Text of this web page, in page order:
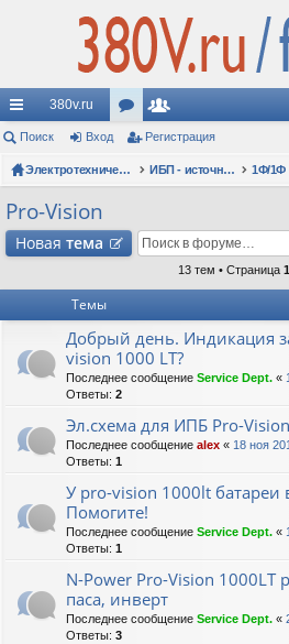
с
ы
лк
380v.ru
ор
ум
ол
ьз
ат
Поиск Вход Регистрация
Электротехнические форумы ИБП - источники бесперебойного питания
Pro-Vision
Новая тема
13 тем • Страница 1
Темы
Добрый день. Индикация
vision 1000 LT?
Последнее сообщение Service Dept. «
Ответы: 2
Эл.схема для ИПБ Pro-
Последнее сообщение alex « 18 ноя
Ответы: 1
У pro-vision 1000lt батареи
Помогите!
Последнее сообщение Service Dept. «
Ответы: 1
N-Power Pro-Vision 1000LT
паса, инверт
Последнее сообщение Service Dept. «
Ответы: 3